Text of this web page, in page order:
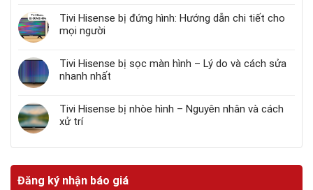
Tivi Hisense bị đứng hình: Hướng dẫn chi tiết cho
mọi người
Tivi Hisense bị sọc màn hình – Lý do và cách sửa
nhanh nhất
Tivi Hisense bị nhòe hình – Nguyên nhân và cách
xử trí
Đăng ký nhận báo giá